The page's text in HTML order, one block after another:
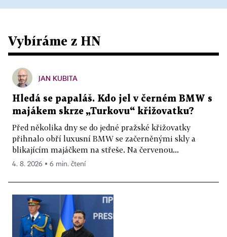
Vybíráme z HN
JAN KUBITA
Hledá se papaláš. Kdo jel v černém BMW s
majákem skrze „Turkovu“ křižovatku?
Před několika dny se do jedné pražské křižovatky
přihnalo obří luxusní BMW se začerněnými skly a
blikajícím majáčkem na střeše. Na červenou...
4. 8. 2026 ▪ 6 min. čtení